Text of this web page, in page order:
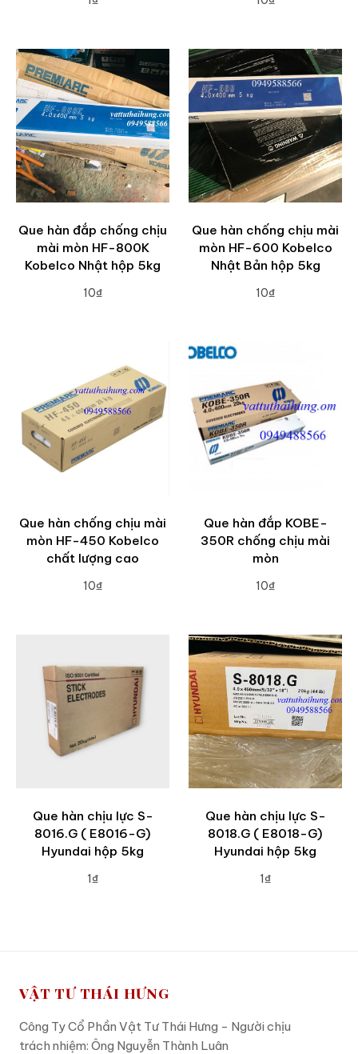
Que hàn đắp chống chịu
mài mòn HF-800K
Kobelco Nhật hộp 5kg
10₫
Que hàn chống chịu mài
mòn HF-600 Kobelco
Nhật Bản hộp 5kg
10₫
Que hàn chống chịu mài
mòn HF-450 Kobelco
chất lượng cao
10₫
Que hàn đắp KOBE-
350R chống chịu mài
mòn
10₫
Que hàn chịu lực S-
8016.G ( E8016-G)
Hyundai hộp 5kg
1₫
Que hàn chịu lực S-
8018.G ( E8018-G)
Hyundai hộp 5kg
1₫
VẬT TƯ THÁI HƯNG
Công Ty Cổ Phần Vật Tư Thái Hưng - Người chịu
trách nhiệm: Ông Nguyễn Thành Luân